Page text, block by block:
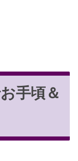
手頃＆